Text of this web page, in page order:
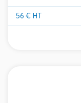
56 € HT
Prix